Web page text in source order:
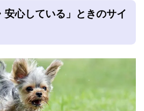
安心している」ときのサイ